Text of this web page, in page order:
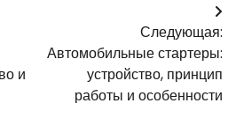
и
Следующая:
Автомобильные стартеры:
устройство, принцип
работы и особенности